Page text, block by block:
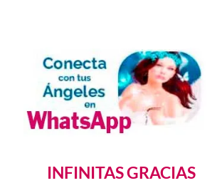
INFINITAS GRACIAS